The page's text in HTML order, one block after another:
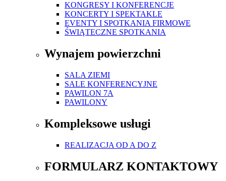
KONGRESY I KONFERENCJE
KONCERTY I SPEKTAKLE
EVENTY I SPOTKANIA FIRMOWE
ŚWIĄTECZNE SPOTKANIA
Wynajem powierzchni
SALA ZIEMI
SALE KONFERENCYJNE
PAWILON 7A
PAWILONY
Kompleksowe usługi
REALIZACJA OD A DO Z
FORMULARZ KONTAKTOWY